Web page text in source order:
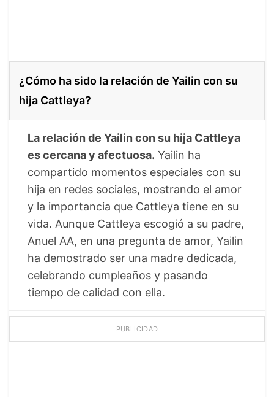
¿Cómo ha sido la relación de Yailin con su
hija Cattleya?
La relación de Yailin con su hija Cattleya
es cercana y afectuosa. Yailin ha
compartido momentos especiales con su
hija en redes sociales, mostrando el amor
y la importancia que Cattleya tiene en su
vida. Aunque Cattleya escogió a su padre,
Anuel AA, en una pregunta de amor, Yailin
ha demostrado ser una madre dedicada,
celebrando cumpleaños y pasando
tiempo de calidad con ella.
PUBLICIDAD